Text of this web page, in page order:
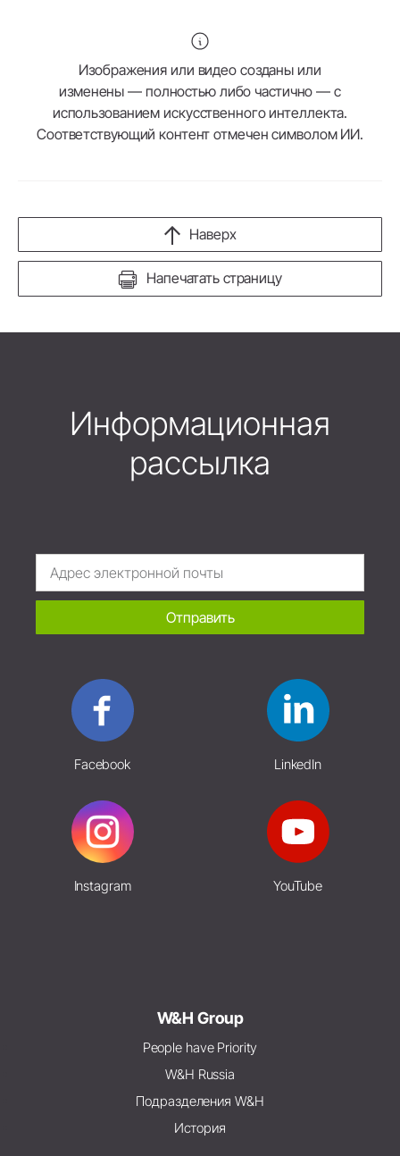
Изображения или видео созданы или
изменены — полностью либо частично — с
использованием искусственного интеллекта.
Соответствующий контент отмечен символом ИИ.
Напечатать страницу
Наверх
Информационная
рассылка
Отправить
Facebook LinkedIn
Instagram YouTube
W&H Group
People have Priority
W&H Russia
Подразделения W&H
История